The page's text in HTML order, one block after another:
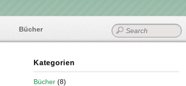
Bücher
Kategorien
Bücher (8)